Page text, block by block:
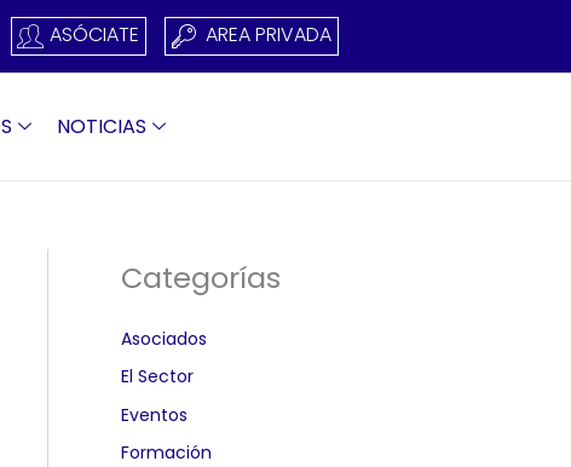
ASÓCIATE AREA PRIVADA
NOTICIAS
Categorías
Asociados
El Sector
Eventos
Formación